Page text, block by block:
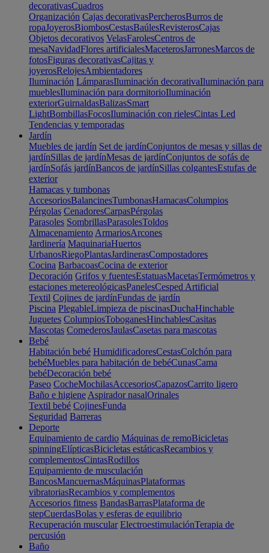
decorativasCuadros
Organización Cajas decorativasPercherosBurros de
ropaJoyerosBiombosCestasBaúlesRevisterosCajas
Objetos decorativos VelasFarolesCentros de
mesaNavidadFlores artificialesMaceterosJarronesMarcos de
fotosFiguras decorativasCajitas y
joyerosRelojesAmbientadores
Iluminación LámparasIluminación decorativaIluminación para
mueblesIluminación para dormitorioIluminación
exteriorGuirnaldasBalizasSmart
LightBombillasFocosIluminación con rielesCintas Led
Tendencias y temporadas
Jardín
Muebles de jardín Set de jardínConjuntos de mesas y sillas de
jardínSillas de jardínMesas de jardínConjuntos de sofás de
jardínSofás jardínBancos de jardínSillas colgantesEstufas de
exterior
Hamacas y tumbonas
AccesoriosBalancinesTumbonasHamacasColumpios
Pérgolas CenadoresCarpasPérgolas
Parasoles SombrillasParasolesToldos
Almacenamiento ArmariosArcones
Jardinería MaquinariaHuertos
UrbanosRiegoPlantasJardinerasCompostadores
Cocina BarbacoasCocina de exterior
Decoración Grifos y fuentesEstatuasMacetasTermómetros y
estaciones metereológicasPanelesCesped Artificial
Textil Cojines de jardínFundas de jardín
Piscina PlegableLimpieza de piscinasDuchaHinchable
Juguetes ColumpiosToboganesHinchablesCasitas
Mascotas ComederosJaulasCasetas para mascotas
Bebé
Habitación bebé HumidificadoresCestasColchón para
bebéMuebles para habitación de bebéCunasCama
bebéDecoración bebé
Paseo CocheMochilasAccesoriosCapazosCarrito ligero
Baño e higiene Aspirador nasalOrinales
Textil bebé CojinesFunda
Seguridad Barreras
Deporte
Equipamiento de cardio Máquinas de remoBicicletas
spinningElípticasBicicletas estáticasRecambios y
complementosCintasRodillos
Equipamiento de musculación
BancosMancuernasMáquinasPlataformas
vibratoriasRecambios y complementos
Accesorios fitness BandasBarrasPlataforma de
stepCuerdasBolas y esferas de equilibrio
Recuperación muscular ElectroestimulaciónTerapia de
percusión
Baño